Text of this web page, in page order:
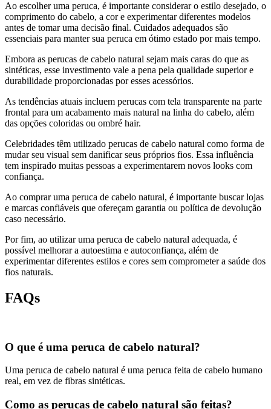
Ao escolher uma peruca, é importante considerar o estilo desejado, o
comprimento do cabelo, a cor e experimentar diferentes modelos
antes de tomar uma decisão final. Cuidados adequados são
essenciais para manter sua peruca em ótimo estado por mais tempo.
Embora as perucas de cabelo natural sejam mais caras do que as
sintéticas, esse investimento vale a pena pela qualidade superior e
durabilidade proporcionadas por esses acessórios.
As tendências atuais incluem perucas com tela transparente na parte
frontal para um acabamento mais natural na linha do cabelo, além
das opções coloridas ou ombré hair.
Celebridades têm utilizado perucas de cabelo natural como forma de
mudar seu visual sem danificar seus próprios fios. Essa influência
tem inspirado muitas pessoas a experimentarem novos looks com
confiança.
Ao comprar uma peruca de cabelo natural, é importante buscar lojas
e marcas confiáveis que ofereçam garantia ou política de devolução
caso necessário.
Por fim, ao utilizar uma peruca de cabelo natural adequada, é
possível melhorar a autoestima e autoconfiança, além de
experimentar diferentes estilos e cores sem comprometer a saúde dos
fios naturais.
FAQs
O que é uma peruca de cabelo natural?
Uma peruca de cabelo natural é uma peruca feita de cabelo humano
real, em vez de fibras sintéticas.
Como as perucas de cabelo natural são feitas?